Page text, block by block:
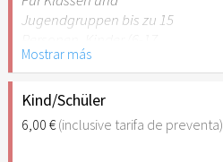
empfehlenswert.
Jugendgruppen bis zu 15
Jahre) oder Schüler mit
Schülerausweis inklusive
erwachsene Begleitperson.
Hinweis: Für Kinder unter 6
Mostrar más
Kind/Schüler
6,00 €(inclusive tarifa de preventa)